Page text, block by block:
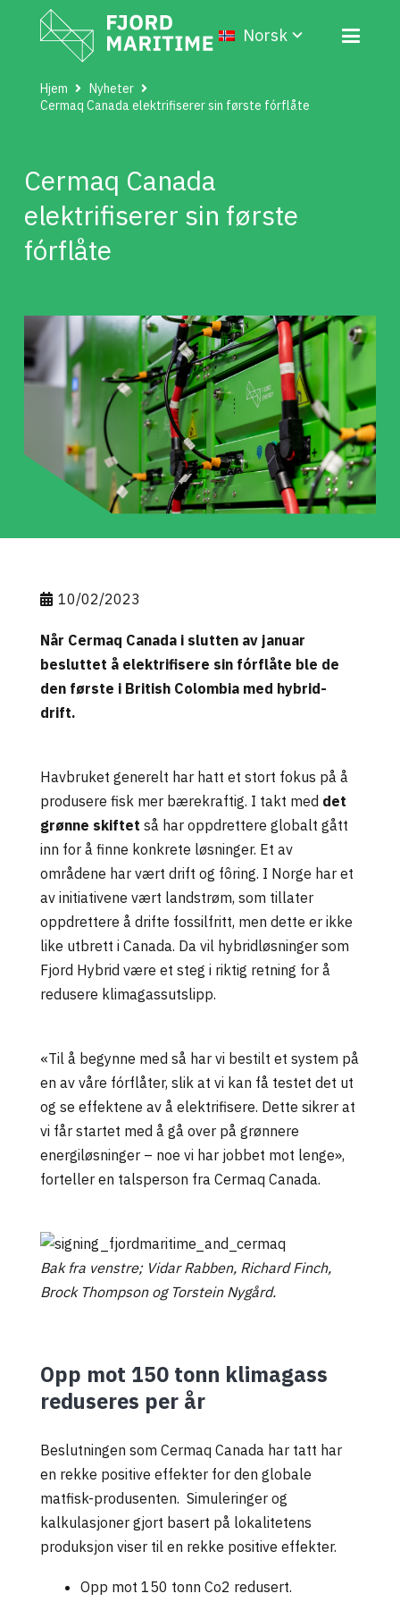
Norsk
Hjem
Nyheter
Cermaq Canada elektrifiserer sin første fórflåte
Cermaq Canada
elektrifiserer sin første
fórflåte
10/02/2023
Når Cermaq Canada i slutten av januar
besluttet å elektrifisere sin fórflåte ble de
den første i British Colombia med hybrid-
drift.
Havbruket generelt har hatt et stort fokus på å
produsere fisk mer bærekraftig. I takt med det
grønne skiftet så har oppdrettere globalt gått
inn for å finne konkrete løsninger. Et av
områdene har vært drift og fôring. I Norge har et
av initiativene vært landstrøm, som tillater
oppdrettere å drifte fossilfritt, men dette er ikke
like utbrett i Canada. Da vil hybridløsninger som
Fjord Hybrid være et steg i riktig retning for å
redusere klimagassutslipp.
«Til å begynne med så har vi bestilt et system på
en av våre fórflåter, slik at vi kan få testet det ut
og se effektene av å elektrifisere. Dette sikrer at
vi får startet med å gå over på grønnere
energiløsninger – noe vi har jobbet mot lenge»,
forteller en talsperson fra Cermaq Canada.
Bak fra venstre; Vidar Rabben, Richard Finch,
Brock Thompson og Torstein Nygård.
Opp mot 150 tonn klimagass
reduseres per år
Beslutningen som Cermaq Canada har tatt har
en rekke positive effekter for den globale
matfisk-produsenten. Simuleringer og
kalkulasjoner gjort basert på lokalitetens
produksjon viser til en rekke positive effekter.
Opp mot 150 tonn Co2 redusert.